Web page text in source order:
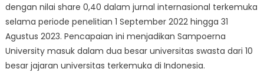
10
Besar
dalam
Nature
dengan nilai share 0,40 dalam jurnal internasional terkemuka
selama periode penelitian 1 September 2022 hingga 31
Agustus 2023. Pencapaian ini menjadikan Sampoerna
University masuk dalam dua besar universitas swasta dari 10
besar jajaran universitas terkemuka di Indonesia.